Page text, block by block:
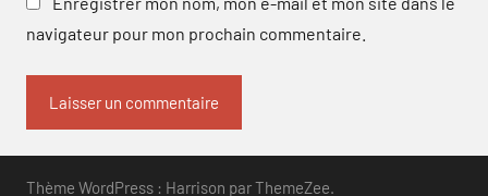
navigateur pour mon prochain commentaire.
Thème WordPress : Harrison par ThemeZee.